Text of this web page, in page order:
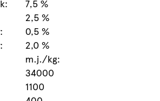
7,5 %
2,5 %
0,5 %
2,0 %
m.j./kg:
34000
1100